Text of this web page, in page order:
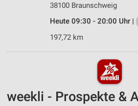
38100 Braunschweig
Heute 09:30 - 20:00 Uhr |
197,72 km
weekli - Prospekte &